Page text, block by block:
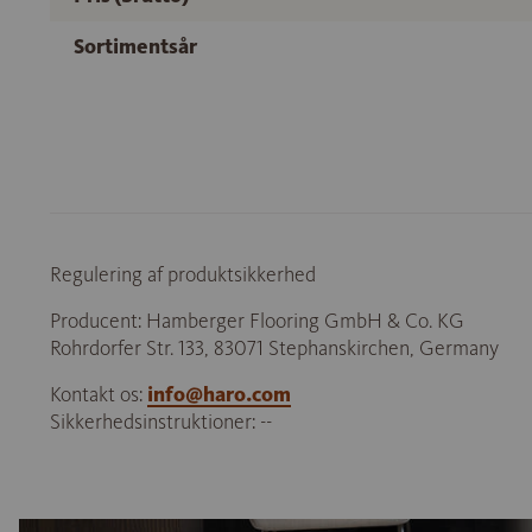
Sortimentsår
Regulering af produktsikkerhed
Producent: Hamberger Flooring GmbH & Co. KG
Rohrdorfer Str. 133, 83071 Stephanskirchen, Germany
Kontakt os: info@haro.com
Sikkerhedsinstruktioner: --